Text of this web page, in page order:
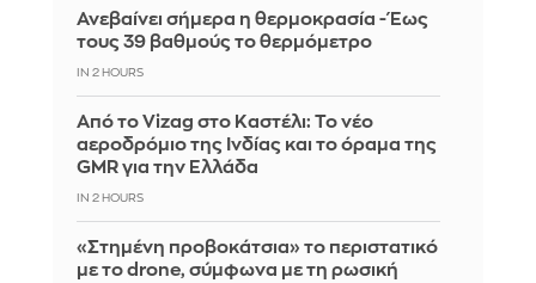
Ανεβαίνει σήμερα η θερμοκρασία - Έως
τους 39 βαθμούς το θερμόμετρο
IN 2 HOURS
Από το Vizag στο Καστέλι: Το νέο
αεροδρόμιο της Ινδίας και το όραμα της
GMR για την Ελλάδα
IN 2 HOURS
«Στημένη προβοκάτσια» το περιστατικό
με το drone, σύμφωνα με τη ρωσική